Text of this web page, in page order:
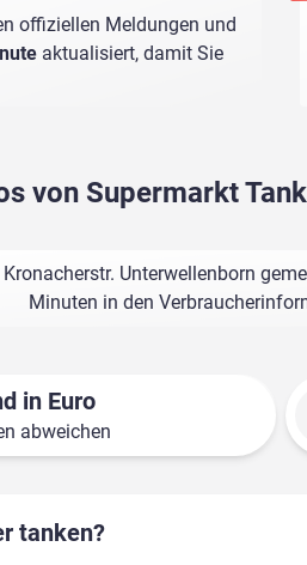
offiziellen Meldungen und
aktualisiert, damit Sie
von Supermarkt
Unterwellenborn
Minuten in den
in Euro
abweichen
tanken?